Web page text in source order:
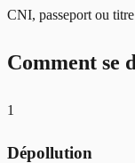
CNI, passeport ou
Comment se
1
Dépollution